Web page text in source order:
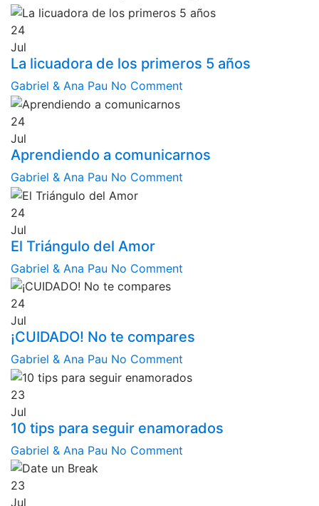
24
Jul
La licuadora de los primeros 5 años
Gabriel & Ana Pau No Comment
24
Jul
Aprendiendo a comunicarnos
Gabriel & Ana Pau No Comment
24
Jul
El Triángulo del Amor
Gabriel & Ana Pau No Comment
24
Jul
¡CUIDADO! No te compares
Gabriel & Ana Pau No Comment
23
Jul
10 tips para seguir enamorados
Gabriel & Ana Pau No Comment
23
Jul